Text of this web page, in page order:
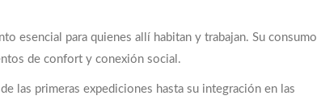
esencial para quienes allí habitan y trabajan. Su consumo
de confort y conexión social.
las primeras expediciones hasta su integración en las